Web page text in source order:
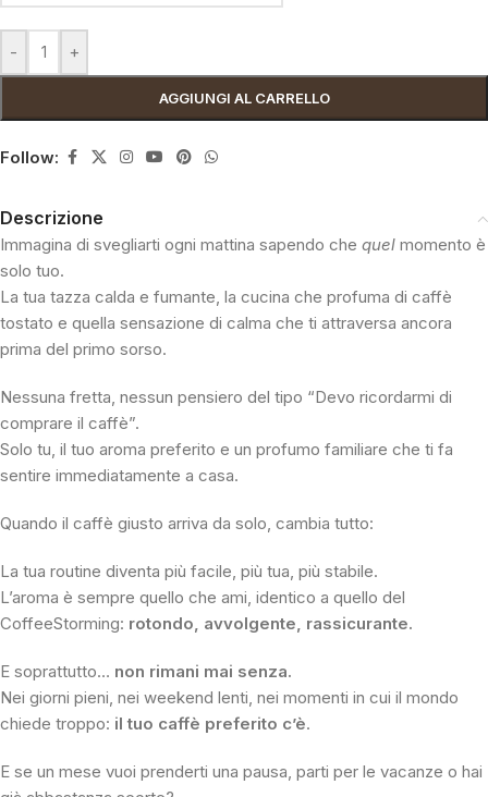
- +
AGGIUNGI AL CARRELLO
Follow:
Descrizione
Immagina di svegliarti ogni mattina sapendo che quel momento è
solo tuo.
La tua tazza calda e fumante, la cucina che profuma di caffè
tostato e quella sensazione di calma che ti attraversa ancora
prima del primo sorso.
Nessuna fretta, nessun pensiero del tipo “Devo ricordarmi di
comprare il caffè”.
Solo tu, il tuo aroma preferito e un profumo familiare che ti fa
sentire immediatamente a casa.
Quando il caffè giusto arriva da solo, cambia tutto:
La tua routine diventa più facile, più tua, più stabile.
L’aroma è sempre quello che ami, identico a quello del
CoffeeStorming: rotondo, avvolgente, rassicurante.
E soprattutto… non rimani mai senza.
Nei giorni pieni, nei weekend lenti, nei momenti in cui il mondo
chiede troppo: il tuo caffè preferito c’è.
E se un mese vuoi prenderti una pausa, parti per le vacanze o hai